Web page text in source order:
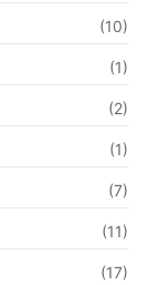
(10)
(1)
(2)
(1)
(7)
(11)
(17)